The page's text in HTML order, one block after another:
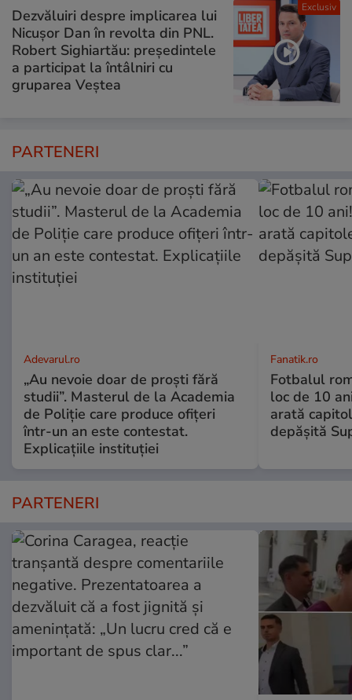
Exclusiv
Dezvăluiri despre implicarea lui
Nicușor Dan în revolta din PNL.
Robert Sighiartău: președintele
a participat la întâlniri cu
gruparea Veștea
PARTENERI
Adevarul.ro
„Au nevoie doar de proști fără
studii”. Masterul de la Academia
de Poliție care produce ofițeri
într-un an este contestat.
Explicațiile instituției
Fanatik.ro
Fotbalul
loc de 10
arată
depășită
PARTENERI